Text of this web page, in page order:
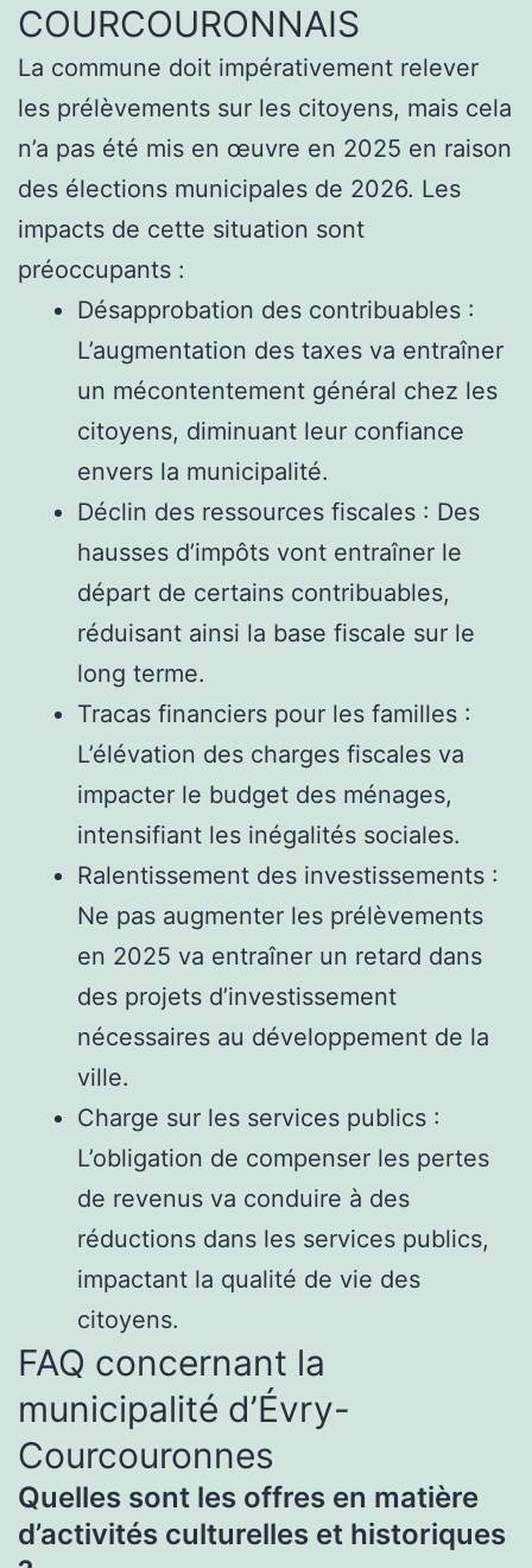
COURCOURONNAIS
La commune doit impérativement relever
les prélèvements sur les citoyens, mais cela
n’a pas été mis en œuvre en 2025 en raison
des élections municipales de 2026. Les
impacts de cette situation sont
préoccupants :
Désapprobation des contribuables :
L’augmentation des taxes va entraîner
un mécontentement général chez les
citoyens, diminuant leur confiance
envers la municipalité.
Déclin des ressources fiscales : Des
hausses d’impôts vont entraîner le
départ de certains contribuables,
réduisant ainsi la base fiscale sur le
long terme.
Tracas financiers pour les familles :
L’élévation des charges fiscales va
impacter le budget des ménages,
intensifiant les inégalités sociales.
Ralentissement des investissements :
Ne pas augmenter les prélèvements
en 2025 va entraîner un retard dans
des projets d’investissement
nécessaires au développement de la
ville.
Charge sur les services publics :
L’obligation de compenser les pertes
de revenus va conduire à des
réductions dans les services publics,
impactant la qualité de vie des
citoyens.
FAQ concernant la
municipalité d’Évry-
Courcouronnes
Quelles sont les offres en matière
d’activités culturelles et historiques